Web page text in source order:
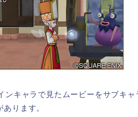
ンキャラで見たムービーをサブキ
ります。